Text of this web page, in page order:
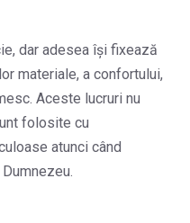
dar adesea își fixează
materiale, a confortului,
Aceste lucruri nu
folosite cu
atunci când